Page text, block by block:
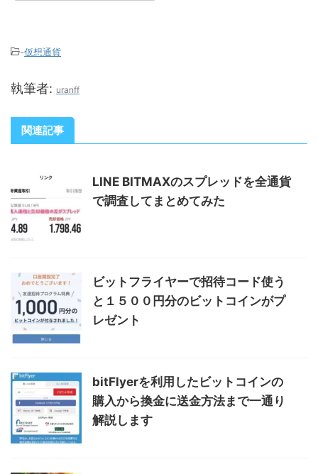
-仮想通貨
執筆者: uranff
関連記事
LINE BITMAXのスプレッドを全通貨
で調査してまとめてみた
ビットフライヤーで招待コード使う
と１５００円分のビットコインがプ
レゼント
bitFlyerを利用したビットコインの
購入から換金に送金方法まで一通り
解説します